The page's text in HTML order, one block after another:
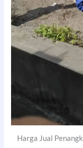
Harga Jual